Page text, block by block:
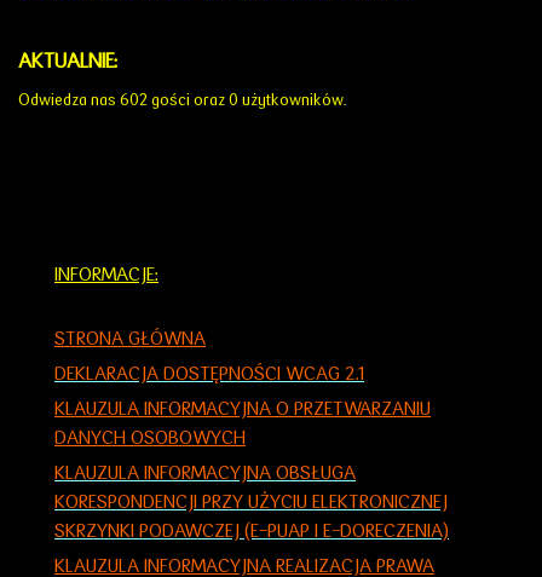
AKTUALNIE:
Odwiedza nas 602 gości oraz 0 użytkowników.
INFORMACJE:
STRONA GŁÓWNA
DEKLARACJA DOSTĘPNOŚCI WCAG 2.1
KLAUZULA INFORMACYJNA O PRZETWARZANIU
DANYCH OSOBOWYCH
KLAUZULA INFORMACYJNA OBSŁUGA
KORESPONDENCJI PRZY UŻYCIU ELEKTRONICZNEJ
SKRZYNKI PODAWCZEJ (E-PUAP I E-DORECZENIA)
KLAUZULA INFORMACYJNA REALIZACJA PRAWA